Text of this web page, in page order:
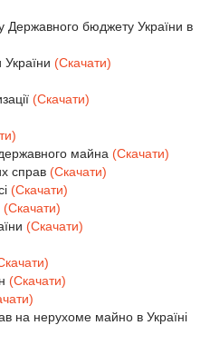
Державного бюджету України в
(Скачати)
(Скачати)
державного майна (Скачати)
справ (Скачати)
(Скачати)
(Скачати)
(Скачати)
(Скачати)
на нерухоме майно в Україні